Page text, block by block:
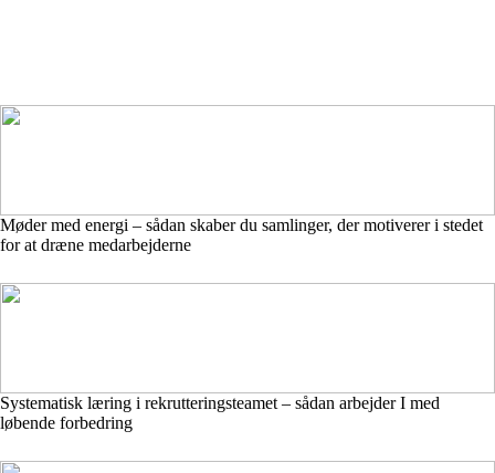
Møder med energi – sådan skaber du samlinger, der motiverer i stedet
for at dræne medarbejderne
Systematisk læring i rekrutteringsteamet – sådan arbejder I med
løbende forbedring